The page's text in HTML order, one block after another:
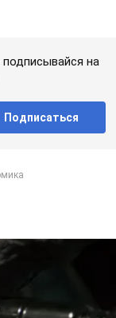
на
Подписаться